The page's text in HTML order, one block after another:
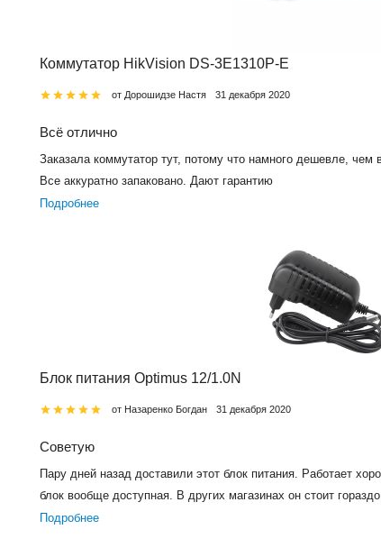
Коммутатор HikVision DS-3E1310P-E
от Дорошидзе Настя 31 декабря 2020
Всё отлично
Заказала коммутатор тут, потому что намного дешевле, чем
Все аккуратно запаковано. Дают гарантию
Подробнее
Блок питания Optimus 12/1.0N
от Назаренко Богдан 31 декабря 2020
Советую
Пару дней назад доставили этот блок питания. Работает
блок вообще доступная. В других магазинах он стоит
Подробнее